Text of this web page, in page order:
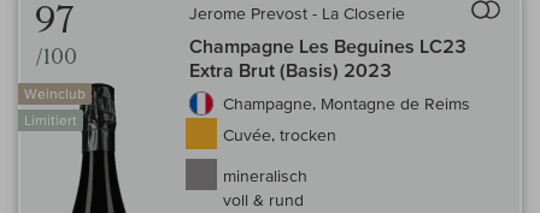
97
/100
Weinclub
Limitiert
Jerome Prevost - La Closerie
Champagne Les Beguines LC23
Extra Brut (Basis) 2023
Champagne, Montagne de Reims
Cuvée, trocken
mineralisch
voll & rund